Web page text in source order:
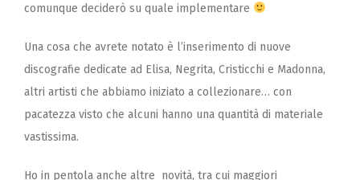
comunque deciderò su quale implementare
Una cosa che avrete notato è l’inserimento di nuove
discografie dedicate ad Elisa, Negrita, Cristicchi e Madonna,
altri artisti che abbiamo iniziato a collezionare… con
pacatezza visto che alcuni hanno una quantità di materiale
vastissima.
Ho in pentola anche altre novità, tra cui maggiori